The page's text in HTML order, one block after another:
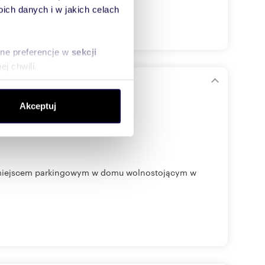
danych i w jakich celach
preferencje w sekcji
chwili.
społecznościowym,
od Ciebie lub
Akceptuj
parkingowym w domu wolnostojącym w